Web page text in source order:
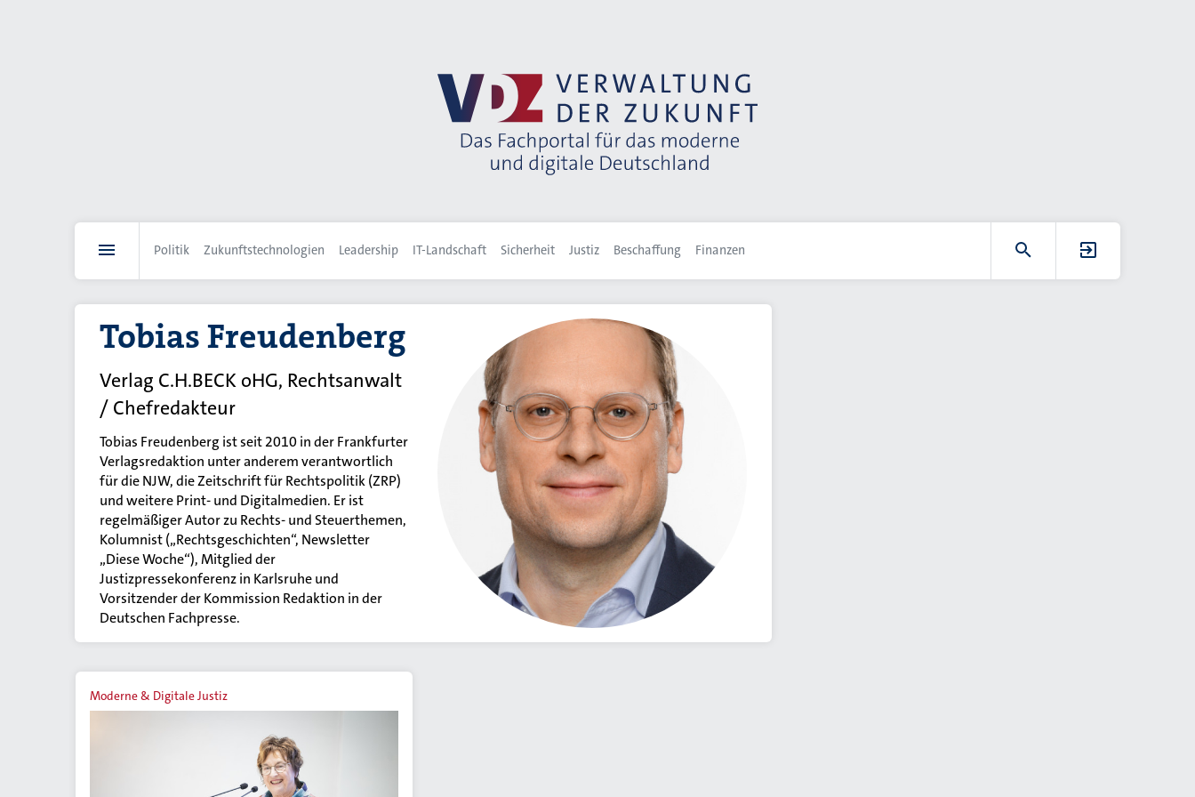
Politik Zukunftstechnologien Leadership IT-Landschaft Sicherheit Justiz Beschaffung Finanzen
Tobias Freudenberg
Verlag C.H.BECK oHG, Rechtsanwalt
/ Chefredakteur
Tobias Freudenberg ist seit 2010 in der Frankfurter
Verlagsredaktion unter anderem verantwortlich
für die NJW, die Zeitschrift für Rechtspolitik (ZRP)
und weitere Print- und Digitalmedien. Er ist
regelmäßiger Autor zu Rechts- und Steuerthemen,
Kolumnist („Rechtsgeschichten“, Newsletter
„Diese Woche“), Mitglied der
Justizpressekonferenz in Karlsruhe und
Vorsitzender der Kommission Redaktion in der
Deutschen Fachpresse.
Moderne & Digitale Justiz